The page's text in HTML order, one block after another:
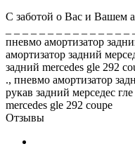
С заботой о Вас и Вашем
пневмо амортизатор
амортизатор задний
задний mercedes gle 292
., пневмо амортизатор
рукав задний мерседес
mercedes gle 292 coupe
Отзывы